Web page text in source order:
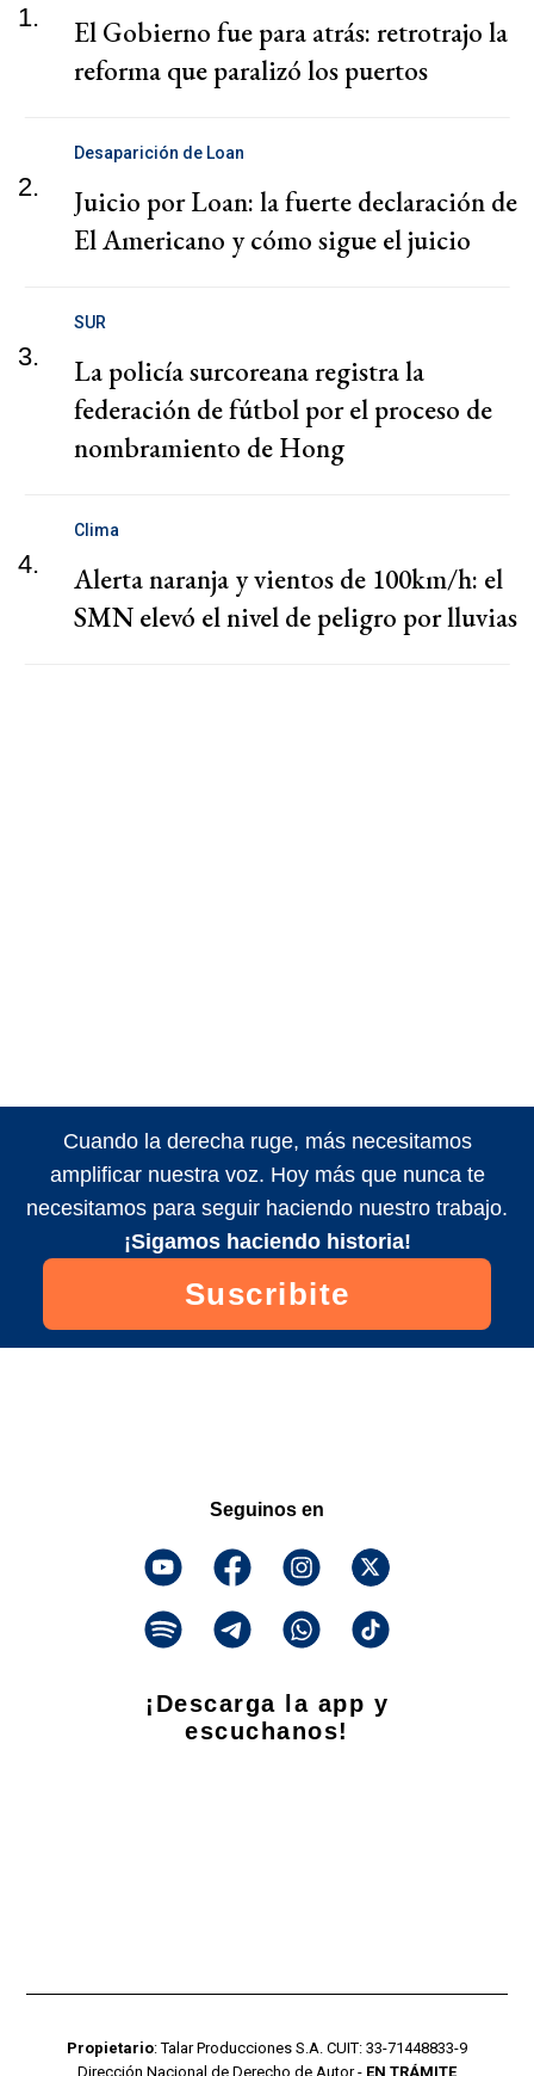
1.
El Gobierno fue para atrás: retrotrajo la
reforma que paralizó los puertos
2.
Desaparición de Loan
Juicio por Loan: la fuerte declaración de
El Americano y cómo sigue el juicio
3.
SUR
La policía surcoreana registra la
federación de fútbol por el proceso de
nombramiento de Hong
4.
Clima
Alerta naranja y vientos de 100km/h: el
SMN elevó el nivel de peligro por lluvias
Cuando la derecha ruge, más necesitamos
amplificar nuestra voz. Hoy más que nunca te
necesitamos para seguir haciendo nuestro trabajo.
¡Sigamos haciendo historia!
Suscribite
Seguinos en
¡Descarga la app y
escuchanos!
Propietario: Talar Producciones S.A. CUIT: 33-71448833-9
Dirección Nacional de Derecho de Autor - EN TRÁMITE